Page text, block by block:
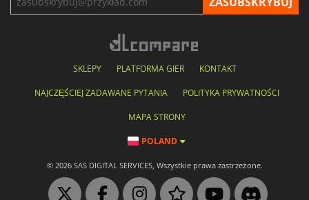
SKLEPY PLATFORMA GIER KONTAKT
NAJCZĘŚCIEJ ZADAWANE PYTANIA POLITYKA PRYWATNOŚCI
MAPA STRONY
POLAND
© 2026 SAS DIGITAL SERVICES, Wszystkie prawa zastrzeżone.